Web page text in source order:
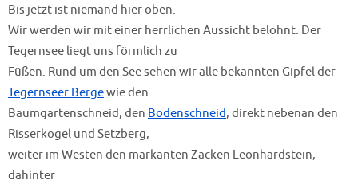
Bis jetzt ist niemand hier oben.
Wir werden wir mit einer herrlichen Aussicht belohnt. Der
Tegernsee liegt uns förmlich zu
Füßen. Rund um den See sehen wir alle bekannten Gipfel der
Tegernseer Bergewie den
Baumgartenschneid, den Bodenschneid, direkt nebenan den
Risserkogel und Setzberg,
weiter im Westen den markanten Zacken Leonhardstein,
dahinter